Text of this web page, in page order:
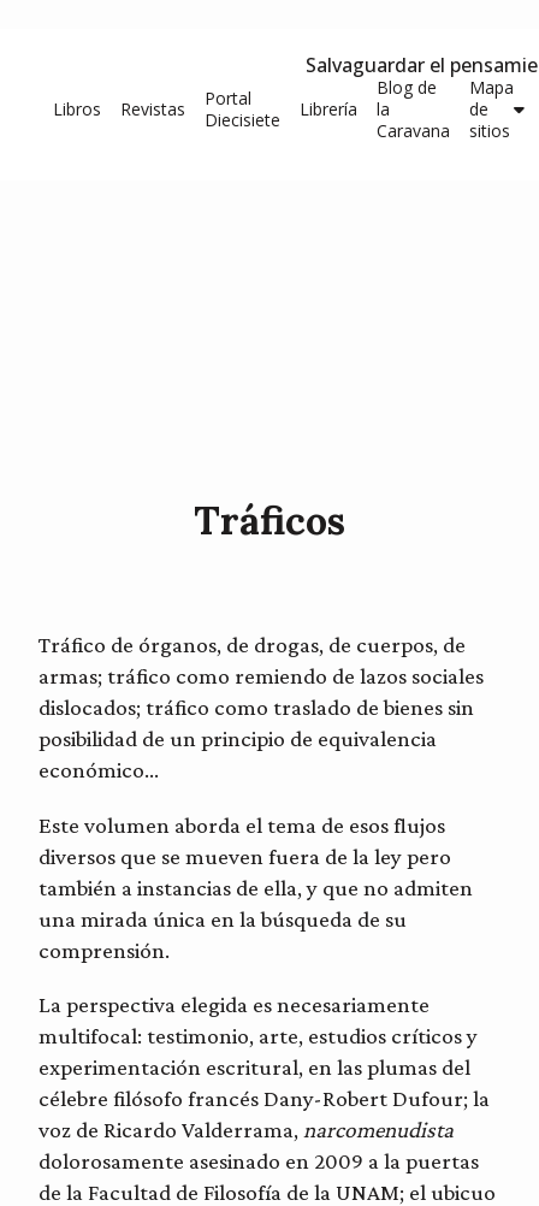
Salvaguardar el
Libros Revistas
Portal
Diecisiete
Librería
Blog de
la
Caravana
Mapa
de
sitios
Tráficos
Tráfico de órganos, de drogas, de cuerpos, de
armas; tráfico como remiendo de lazos sociales
dislocados; tráfico como traslado de bienes sin
posibilidad de un principio de equivalencia
económico…
Este volumen aborda el tema de esos flujos
diversos que se mueven fuera de la ley pero
también a instancias de ella, y que no admiten
una mirada única en la búsqueda de su
comprensión.
La perspectiva elegida es necesariamente
multifocal: testimonio, arte, estudios críticos y
experimentación escritural, en las plumas del
célebre filósofo francés Dany-Robert Dufour; la
voz de Ricardo Valderrama, narcomenudista
dolorosamente asesinado en 2009 a la puertas
de la Facultad de Filosofía de la UNAM; el ubicuo